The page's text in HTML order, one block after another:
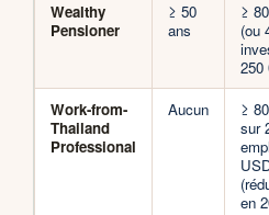
Wealthy
Pensioner
≥ 50
ans
≥
(ou
250
Work-from-
Thailand
Professional
Aucun
≥
sur
en